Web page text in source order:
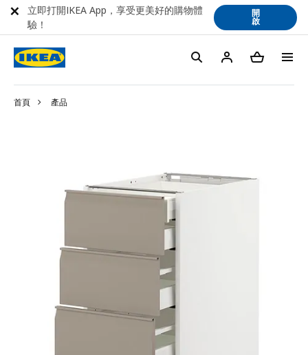
首頁 產品
立即打開IKEA App，享受更美好的購物體
驗！
開
啟